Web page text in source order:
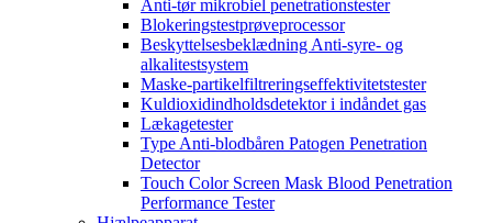
Anti-tør mikrobiel penetrationstester
Blokeringstestprøveprocessor
Beskyttelsesbeklædning Anti-syre- og
alkalitestsystem
Maske-partikelfiltreringseffektivitetstester
Kuldioxidindholdsdetektor i indåndet gas
Lækagetester
Type Anti-blodbåren Patogen Penetration
Detector
Touch Color Screen Mask Blood Penetration
Performance Tester